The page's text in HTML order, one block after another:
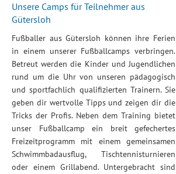
Unsere Camps für Teilnehmer aus
Gütersloh
Fußballer aus Gütersloh können ihre Ferien
in einem unserer Fußballcamps verbringen.
Betreut werden die Kinder und Jugendlichen
rund um die Uhr von unseren pädagogisch
und sportfachlich qualifizierten Trainern. Sie
geben dir wertvolle Tipps und zeigen dir die
Tricks der Profis. Neben dem Training bietet
unser Fußballcamp ein breit gefechertes
Freizeitprogramm mit einem gemeinsamen
Schwimmbadausflug, Tischtennisturnieren
oder einem Grillabend. Untergebracht sind